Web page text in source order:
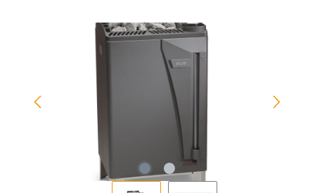
Bildergalerie überspringen